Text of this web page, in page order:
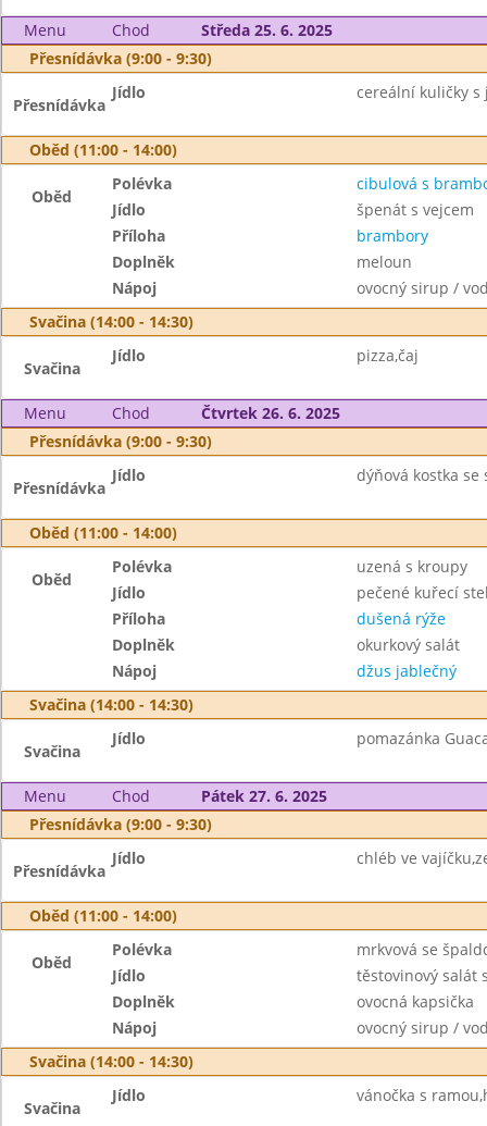
Menu Chod
Středa 25. 6. 2025
Přesnídávka (9:00 - 9:30)
Přesnídávka
Jídlo cereální kuličky s
Oběd (11:00 - 14:00)
Oběd
Polévka
cibulová s
Jídlo
špenát s vejcem
Příloha
brambory
Doplněk
meloun
Nápoj
ovocný sirup /
Svačina (14:00 - 14:30)
Svačina
Jídlo pizza,čaj
Menu Chod
Čtvrtek 26. 6. 2025
Přesnídávka (9:00 - 9:30)
Přesnídávka
Jídlo dýňová kostka se
Oběd (11:00 - 14:00)
Oběd
Polévka
uzená s kroupy
Jídlo
pečené kuřecí
Příloha
dušená rýže
Doplněk
okurkový salát
Nápoj
džus jablečný
Svačina (14:00 - 14:30)
Svačina
Jídlo pomazánka
Menu Chod
Pátek 27. 6. 2025
Přesnídávka (9:00 - 9:30)
Přesnídávka
Jídlo chléb ve
Oběd (11:00 - 14:00)
Oběd
Polévka
mrkvová se
Jídlo
těstovinový salát
Doplněk
ovocná kapsička
Nápoj
ovocný sirup /
Svačina (14:00 - 14:30)
Svačina
Jídlo vánočka s